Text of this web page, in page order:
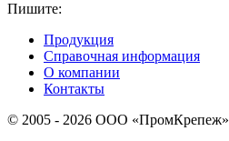
Пишите:
Продукция
Справочная информация
О компании
Контакты
© 2005 - 2026 OOO «ПромКрепеж»